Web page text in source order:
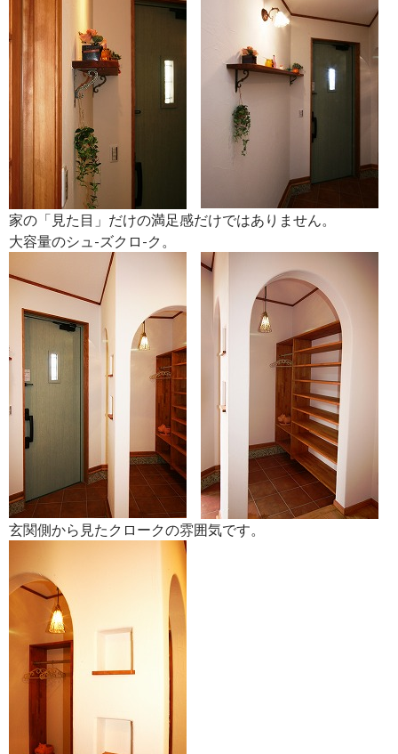
家の「見た目」だけの満足感だけではありません。
大容量のシュ-ズクロ-ク。
玄関側から見たクロークの雰囲気です。